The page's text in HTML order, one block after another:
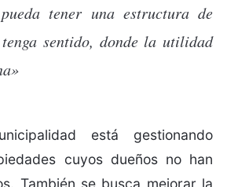
pueda tener una estructura de
sentido, donde la utilidad
está gestionando
cuyos dueños no han
También se busca mejorar la